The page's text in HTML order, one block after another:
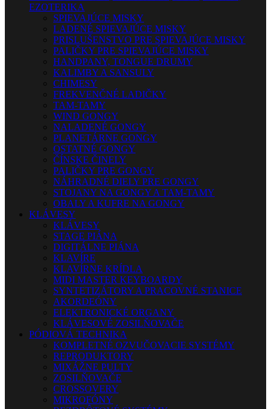
EZOTERIKA
SPIEVAJÚCE MISKY
LADENÉ SPIEVAJÚCE MISKY
PRISLUŠENSTVO PRE SPIEVAJÚCE MISKY
PALIČKY PRE SPIEVAJÚCE MISKY
HANDPANY, TONGUE DRUMY
KALIMBY A SANSULY
CHIMESY
FREKVENČNÉ LADIČKY
TAM-TAMY
WIND GONGY
NALADENÉ GONGY
PLANETÁRNE GONGY
OSTATNÉ GONGY
ČÍNSKE ČINELY
PALIČKY PRE GONGY
NÁHRADNÉ DIELY PRE GONGY
STOJANY NA GONGY A TAM-TAMY
OBALY A KUFRE NA GONGY
KLÁVESY
KLÁVESY
STAGE PIÁNA
DIGITÁLNE PIÁNA
KLAVÍRE
KLAVÍRNE KRÍDLA
MIDI MASTER KEYBOARDY
SYNTETIZÁTORY A PRACOVNÉ STANICE
AKORDEÓNY
ELEKTRONICKÉ ORGANY
KLÁVESOVÉ ZOSILŇOVAČE
PÓDIOVÁ TECHNIKA
KOMPLETNÉ OZVUČOVACIE SYSTÉMY
REPRODUKTORY
MIXÁŽNE PULTY
ZOSILŇOVAČE
CROSSOVERY
MIKROFÓNY